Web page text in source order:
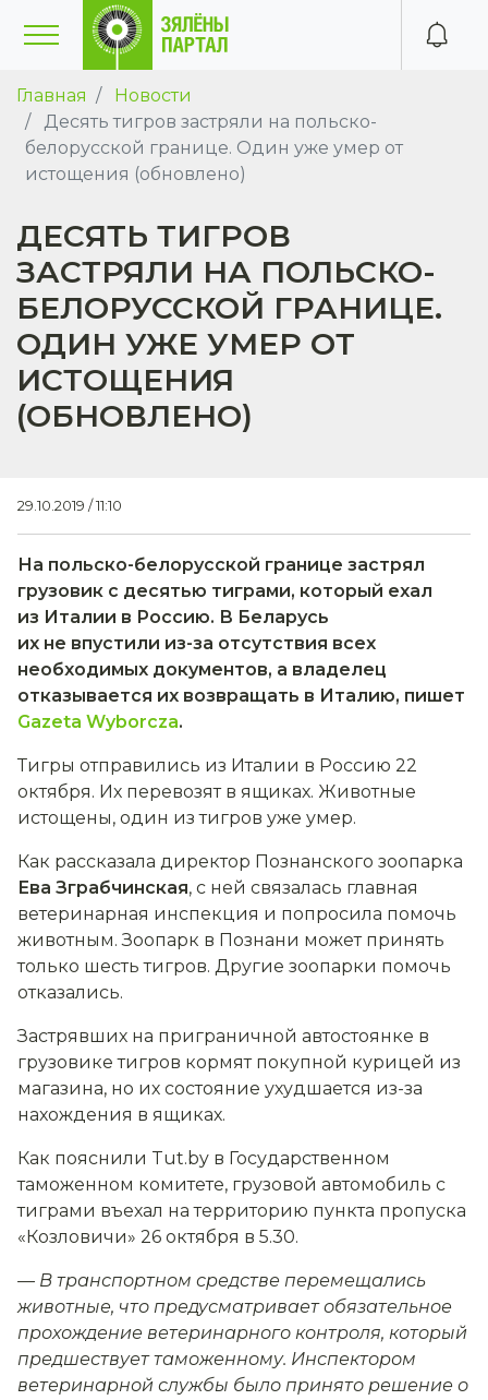
Главная
Новости
Десять тигров застряли на польско-
белорусской границе. Один уже умер от
истощения (обновлено)
ДЕСЯТЬ ТИГРОВ
ЗАСТРЯЛИ НА ПОЛЬСКО-
БЕЛОРУССКОЙ ГРАНИЦЕ.
ОДИН УЖЕ УМЕР ОТ
ИСТОЩЕНИЯ
(ОБНОВЛЕНО)
29.10.2019 / 11:10
На польско-белорусской границе застрял
грузовик с десятью тиграми, который ехал
из Италии в Россию. В Беларусь
их не впустили из-за отсутствия всех
необходимых документов, а владелец
отказывается их возвращать в Италию, пишет
Gazeta Wyborcza.
Тигры отправились из Италии в Россию 22
октября. Их перевозят в ящиках. Животные
истощены, один из тигров уже умер.
Как рассказала директор Познанского зоопарка
Ева Зграбчинская, с ней связалась главная
ветеринарная инспекция и попросила помочь
животным. Зоопарк в Познани может принять
только шесть тигров. Другие зоопарки помочь
отказались.
Застрявших на приграничной автостоянке в
грузовике тигров кормят покупной курицей из
магазина, но их состояние ухудшается из-за
нахождения в ящиках.
Как пояснили Tut.by в Государственном
таможенном комитете, грузовой автомобиль с
тиграми въехал на территорию пункта пропуска
«Козловичи» 26 октября в 5.30.
— В транспортном средстве перемещались
животные, что предусматривает обязательное
прохождение ветеринарного контроля, который
предшествует таможенному. Инспектором
ветеринарной службы было принято решение о